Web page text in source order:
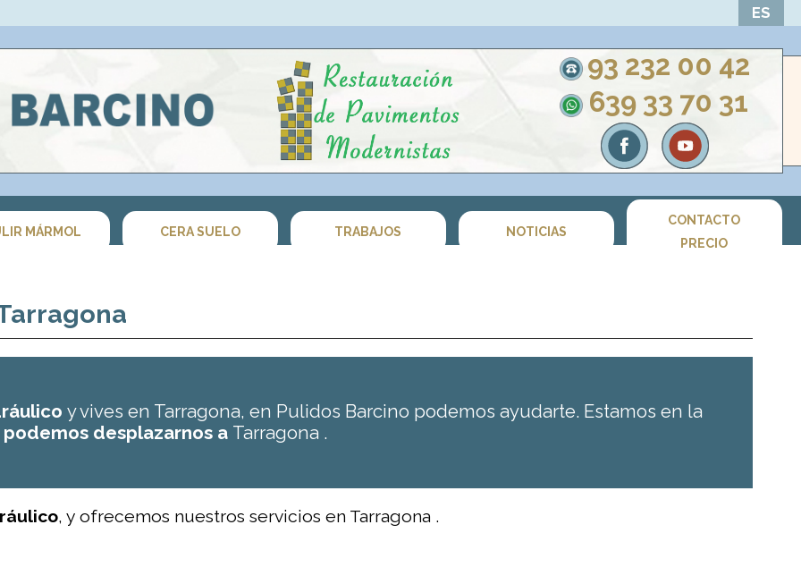
ES
93 232 00 42
639 33 70 31
MÁRMOL CERA SUELO TRABAJOS NOTICIAS
CONTACTO
PRECIO
y vives en Tarragona, en Pulidos Barcino podemos ayudarte. Estamos en la
podemos desplazarnos a Tarragona .
, y ofrecemos nuestros servicios en Tarragona .